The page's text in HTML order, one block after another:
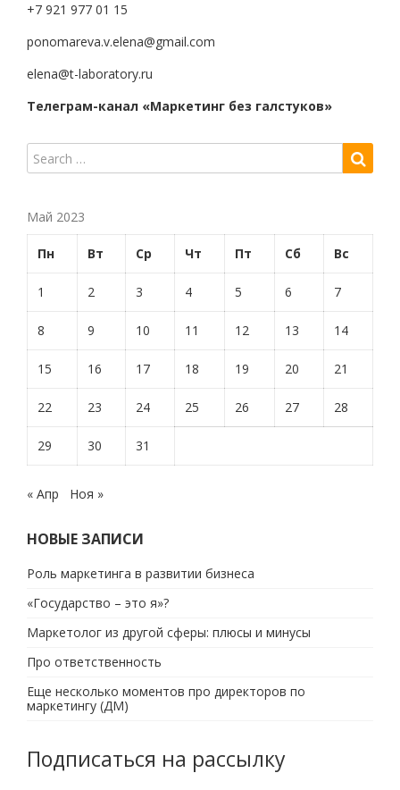
+7 921 977 01 15
ponomareva.v.elena@gmail.com
elena@t-laboratory.ru
Телеграм-канал «Маркетинг без галстуков»
Май 2023
Пн Вт Ср Чт Пт Сб Вс
1 2 3 4 5 6 7
8 9 10 11 12 13 14
15 16 17 18 19 20 21
22 23 24 25 26 27 28
29 30 31
« Апр Ноя »
НОВЫЕ ЗАПИСИ
Роль маркетинга в развитии бизнеса
«Государство – это я»?
Маркетолог из другой сферы: плюсы и минусы
Про ответственность
Еще несколько моментов про директоров по
маркетингу (ДМ)
Подписаться на рассылку